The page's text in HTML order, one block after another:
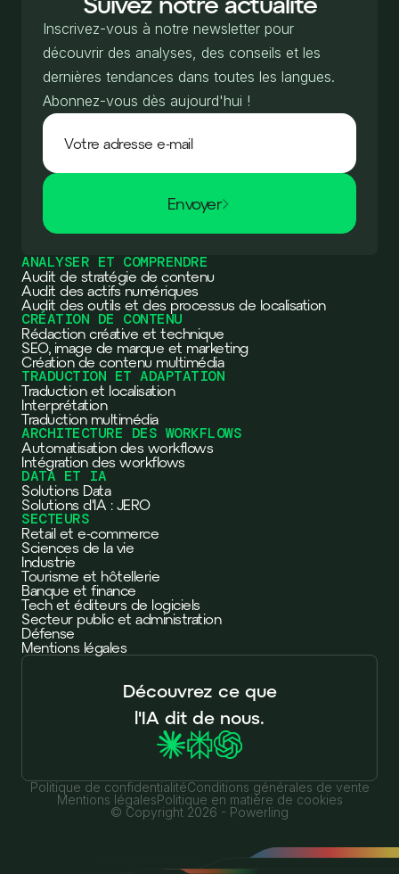
Inscrivez-vous à notre newsletter pour
découvrir des analyses, des conseils et les
dernières tendances dans toutes les langues.
Abonnez-vous dès aujourd'hui !
Envoyer
ANALYSER ET COMPRENDRE
Audit de stratégie de contenu
Audit des actifs numériques
Audit des outils et des processus de localisation
CRÉATION DE CONTENU
Rédaction créative et technique
SEO, image de marque et marketing
Création de contenu multimédia
TRADUCTION ET ADAPTATION
Traduction et localisation
Interprétation
Traduction multimédia
ARCHITECTURE DES WORKFLOWS
Automatisation des workflows
Intégration des workflows
DATA ET IA
Solutions Data
Solutions d'IA : JERO
SECTEURS
Retail et e-commerce
Sciences de la vie
Industrie
Tourisme et hôtellerie
Banque et finance
Tech et éditeurs de logiciels
Secteur public et administration
Défense
Mentions légales
Découvrez ce que
l'IA dit de nous.
Politique de confidentialitéConditions générales de vente
Mentions légalesPolitique en matière de cookies
© Copyright 2026 - Powerling